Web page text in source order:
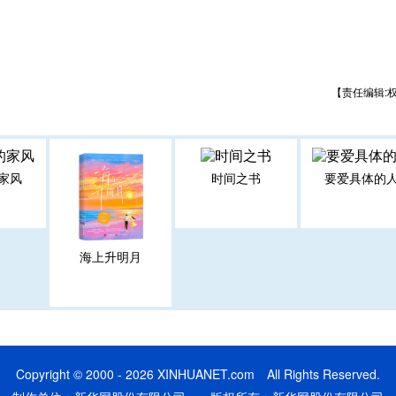
【责任编辑:
风
海上升明月
时间之书 要爱具体的人
Copyright © 2000 - 2026 XINHUANET.com All Rights Reserved.